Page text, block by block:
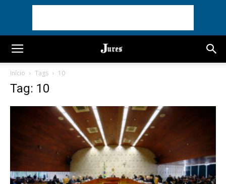
Início Tags 10
Tag: 10